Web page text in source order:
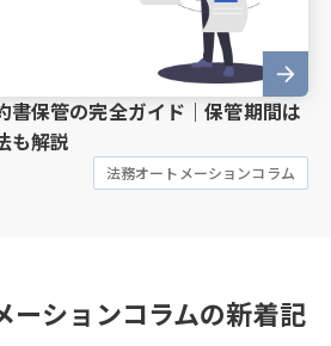
書保管の完全ガイド｜保管期間は
も解説
法務オートメーションコラム
ーションコラムの新着記